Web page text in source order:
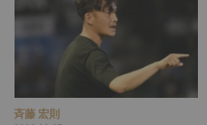
斉藤 宏則